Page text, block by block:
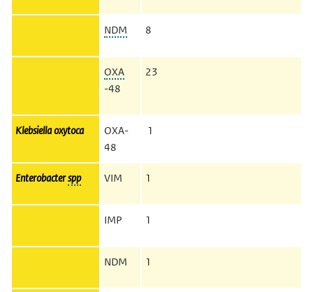
NDM 8
OXA
-48
23
Klebsiella oxytoca
OXA-
48
1
Enterobacterspp VIM 1
IMP 1
NDM 1